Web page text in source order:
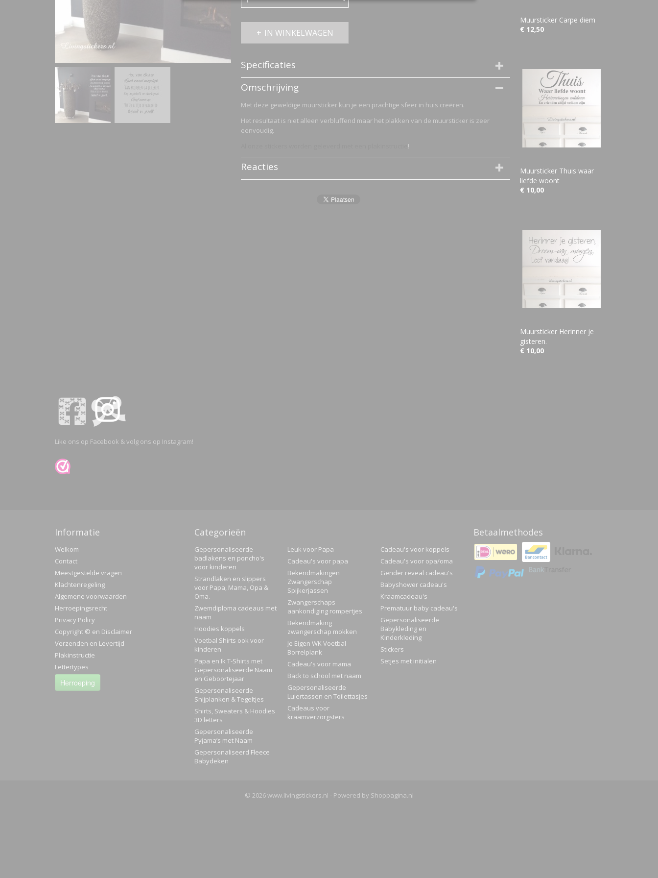
IN WINKELWAGEN
Specificaties
Productcode
Omschrijving
Met deze geweldige muursticker kun je een prachtige sfeer in huis creëren.
Het resultaat is niet alleen verbluffend maar het plakken van de muursticker is zeer
eenvoudig.
!
Reacties
Muursticker Carpe diem
€ 12,50
Muursticker Thuis waar
liefde woont
€ 10,00
Muursticker Herinner je
gisteren.
€ 10,00
Like ons op Facebook & volg ons op Instagram!
Informatie
Welkom
Contact
Meestgestelde vragen
Klachtenregeling
Algemene voorwaarden
Herroepingsrecht
Privacy Policy
Copyright © en Disclaimer
Verzenden en Levertijd
Plakinstructie
Lettertypes
Herroeping
Categorieën
Gepersonaliseerde
badlakens en poncho's
voor kinderen
Strandlaken en slippers
voor Papa, Mama, Opa &
Oma.
Zwemdiploma cadeaus met
naam
Hoodies koppels
Voetbal Shirts ook voor
kinderen
Papa en Ik T-Shirts met
Gepersonaliseerde Naam
en Geboortejaar
Gepersonaliseerde
Snijplanken & Tegeltjes
Shirts, Sweaters & Hoodies
3D letters
Gepersonaliseerde
Pyjama’s met Naam
Gepersonaliseerd Fleece
Babydeken
Leuk voor Papa
Cadeau's voor papa
Bekendmakingen
Zwangerschap
Spijkerjassen
Zwangerschaps
aankondiging rompertjes
Bekendmaking
zwangerschap mokken
Je Eigen WK Voetbal
Borrelplank
Cadeau's voor mama
Back to school met naam
Gepersonaliseerde
Luiertassen en Toilettasjes
Cadeaus voor
kraamverzorgsters
Cadeau's voor koppels
Cadeau's voor opa/oma
Gender reveal cadeau's
Babyshower cadeau's
Kraamcadeau's
Prematuur baby cadeau's
Gepersonaliseerde
Babykleding en
Kinderkleding
Stickers
Setjes met initialen
Betaalmethodes
© 2026 www.livingstickers.nl - Powered by Shoppagina.nl